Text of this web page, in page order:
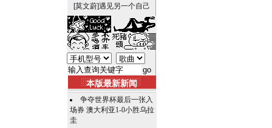
[莫文蔚]遇见另一个自己
本版最新新闻
争夺世界杯最后一张入
场券 澳大利亚1-0小胜乌拉
圭